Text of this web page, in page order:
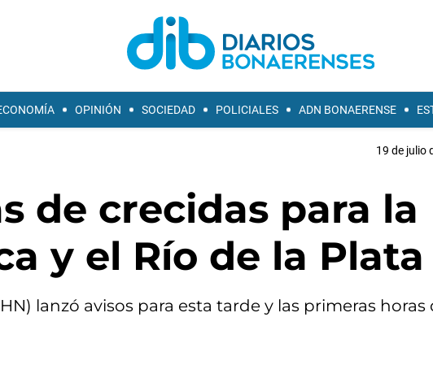
OPINIÓN SOCIEDAD POLICIALES ADN BONAERENSE
19 de julio
de crecidas para la
y el Río de la Plata
lanzó avisos para esta tarde y las primeras horas